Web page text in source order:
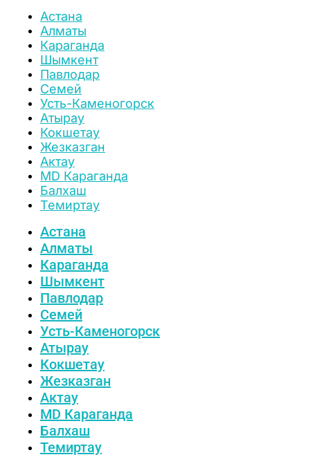
Астана
Алматы
Караганда
Шымкент
Павлодар
Семей
Усть-Каменогорск
Атырау
Кокшетау
Жезказган
Актау
MD Караганда
Балхаш
Темиртау
Астана
Алматы
Караганда
Шымкент
Павлодар
Семей
Усть-Каменогорск
Атырау
Кокшетау
Жезказган
Актау
MD Караганда
Балхаш
Темиртау